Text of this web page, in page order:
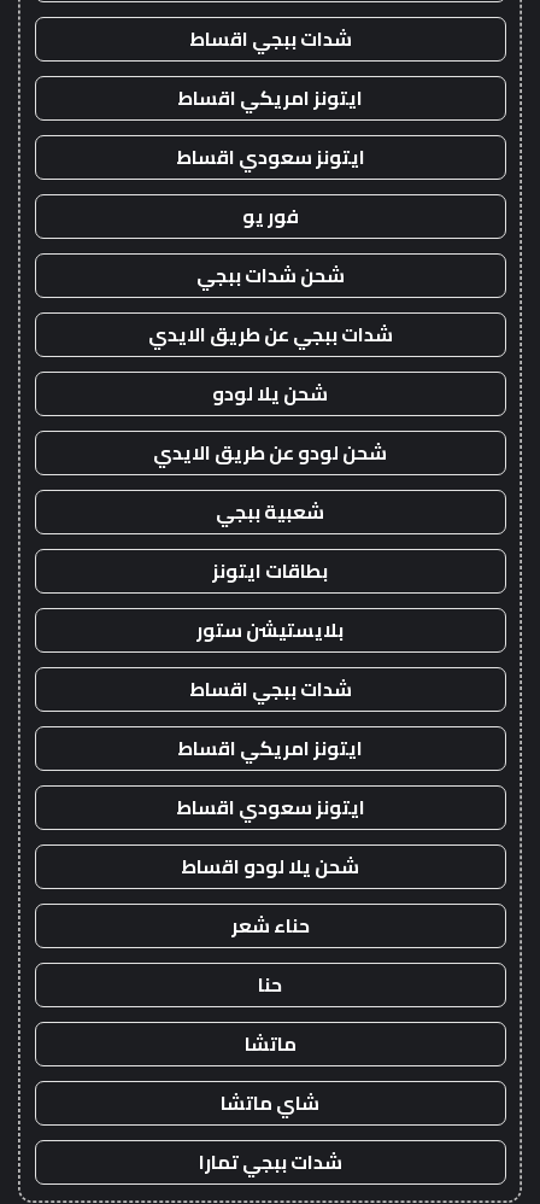
شدات ببجي اقساط
ايتونز امريكي اقساط
ايتونز سعودي اقساط
فور يو
شحن شدات ببجي
شدات ببجي عن طريق الايدي
شحن يلا لودو
شحن لودو عن طريق الايدي
شعبية ببجي
بطاقات ايتونز
بلايستيشن ستور
شدات ببجي اقساط
ايتونز امريكي اقساط
ايتونز سعودي اقساط
شحن يلا لودو اقساط
حناء شعر
حنا
ماتشا
شاي ماتشا
شدات ببجي تمارا